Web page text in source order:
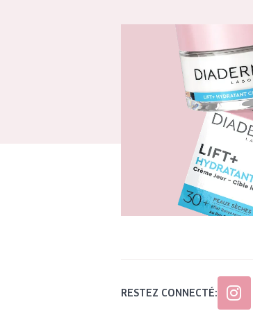
RESTEZ CONNECTÉ: